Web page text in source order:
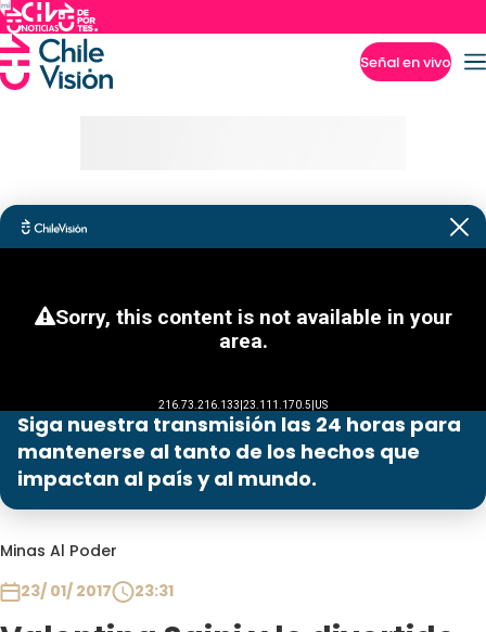
Señal en vivo
Siga nuestra transmisión las 24 horas para
mantenerse al tanto de los hechos que
impactan al país y al mundo.
Minas Al Poder
23/ 01/ 2017
23:31
Programas
Club De La Comedia
Contigo en Directo
Plan Perfecto